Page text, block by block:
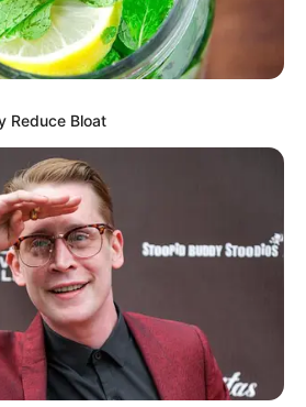
DEL ASFALTO / CRÓNICA
ESPANTO
Reduce Bloat